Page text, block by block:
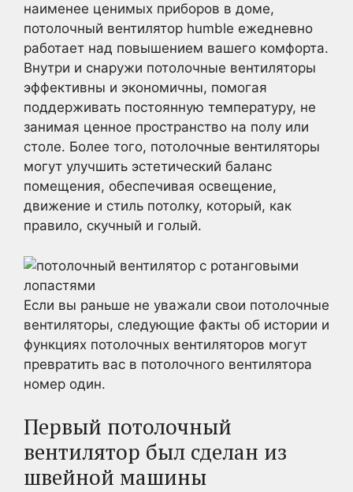
наименее ценимых приборов в доме,
потолочный вентилятор humble ежедневно
работает над повышением вашего комфорта.
Внутри и снаружи потолочные вентиляторы
эффективны и экономичны, помогая
поддерживать постоянную температуру, не
занимая ценное пространство на полу или
столе. Более того, потолочные вентиляторы
могут улучшить эстетический баланс
помещения, обеспечивая освещение,
движение и стиль потолку, который, как
правило, скучный и голый.
Если вы раньше не уважали свои потолочные
вентиляторы, следующие факты об истории и
функциях потолочных вентиляторов могут
превратить вас в потолочного вентилятора
номер один.
Первый потолочный
вентилятор был сделан из
швейной машины